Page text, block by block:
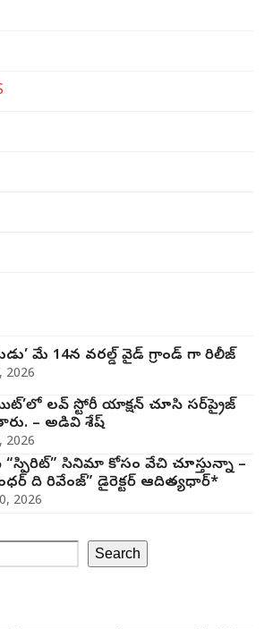
మే 14న వరల్డ్ వైడ్ గ్రాండ్ గా రిలీజ్
2026
లవ్ స్టోరీ యాక్షన్ చూసి సర్‌ప్రైజ్
– అడివి శేష్
2026
“స్పిరిట్” సినిమా కోసం వేచి చూస్తున్నా –
ది రివేంజ్” డైరెక్టర్ ఆదిత్యధార్*
2026
Search